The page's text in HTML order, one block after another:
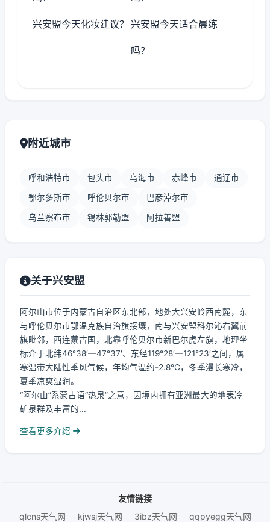
兴安盟今天化妆建议？ 兴安盟今天适合晨练
吗？
附近城市
呼和浩特市 包头市 乌海市 赤峰市 通辽市
鄂尔多斯市 呼伦贝尔市 巴彦淖尔市
乌兰察布市 锡林郭勒盟 阿拉善盟
关于兴安盟
阿尔山市位于内蒙古自治区东北部，地处大兴安岭西南麓，东
与呼伦贝尔市鄂温克族自治旗接壤，南与兴安盟科尔沁右翼前
旗毗邻，西连蒙古国，北靠呼伦贝尔市新巴尔虎左旗，地理坐
标介于北纬46°38′—47°37′、东经119°28′—121°23′之间，属
寒温带大陆性季风气候，年均气温约-2.8℃，冬季漫长寒冷，
夏季凉爽湿润。
“阿尔山”系蒙古语“热泉”之意，因境内拥有亚洲最大的地表冷
矿泉群及丰富的...
查看更多介绍
友情链接
qlcns天气网
kjwsj天气网 3ibz天气网 qqpyegg天气网